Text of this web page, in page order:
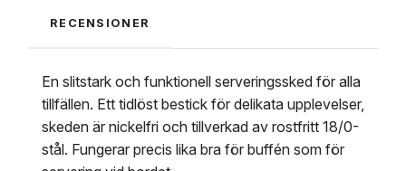
RECENSIONER
En slitstark och funktionell serveringssked för alla
tillfällen. Ett tidlöst bestick för delikata upplevelser,
skeden är nickelfri och tillverkad av rostfritt 18/0-
stål. Fungerar precis lika bra för buffén som för